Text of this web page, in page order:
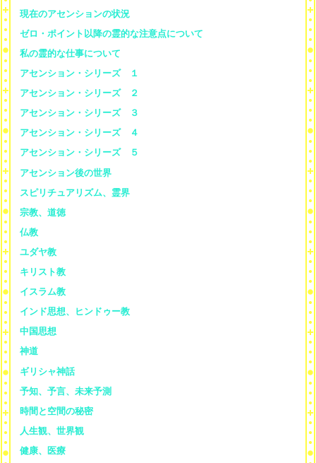
現在のアセンションの状況
ゼロ・ポイント以降の霊的な注意点について
私の霊的な仕事について
アセンション・シリーズ １
アセンション・シリーズ ２
アセンション・シリーズ ３
アセンション・シリーズ ４
アセンション・シリーズ ５
アセンション後の世界
スピリチュアリズム、霊界
宗教、道徳
仏教
ユダヤ教
キリスト教
イスラム教
インド思想、ヒンドゥー教
中国思想
神道
ギリシャ神話
予知、予言、未来予測
時間と空間の秘密
人生観、世界観
健康、医療